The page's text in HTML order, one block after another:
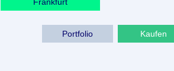
Kaufen
Portfolio